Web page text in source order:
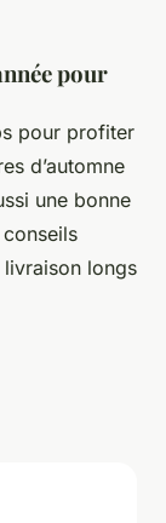
pour
pour profiter
d’automne
une bonne
livraison longs